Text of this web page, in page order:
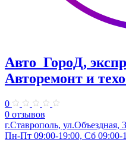
Авто_ГороД,
Авторемонт и
0
0 отзывов
г.Ставрополь, ул.Объездная,
Пн-Пт 09:00-19:00, Сб 09:00-